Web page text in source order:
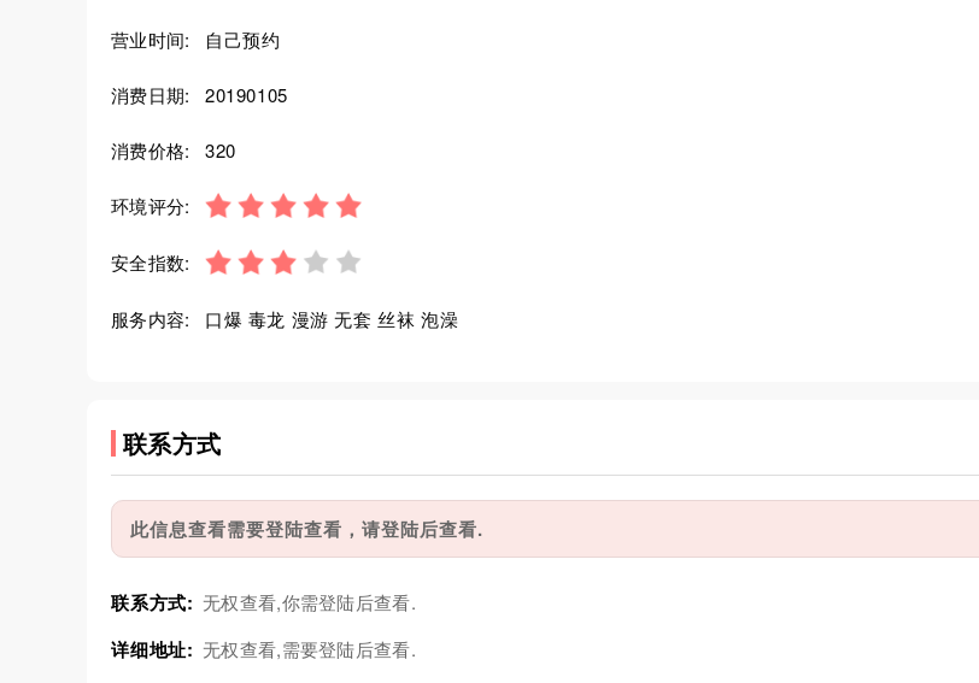
营业时间: 自己预约
消费日期: 20190105
消费价格: 320
环境评分:
安全指数:
服务内容: 口爆 毒龙 漫游 无套 丝袜 泡澡
联系方式
此信息查看需要登陆查看，请登陆后查看.
联系方式: 无权查看,你需登陆后查看.
详细地址: 无权查看,需要登陆后查看.